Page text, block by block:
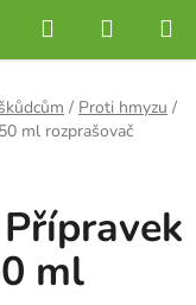
Hledat
KOŠÍK
/ Proti hmyzu /
ml rozprašovač
ml